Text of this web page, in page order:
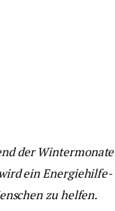
der Wintermonate
ein Energiehilfe-
zu helfen.